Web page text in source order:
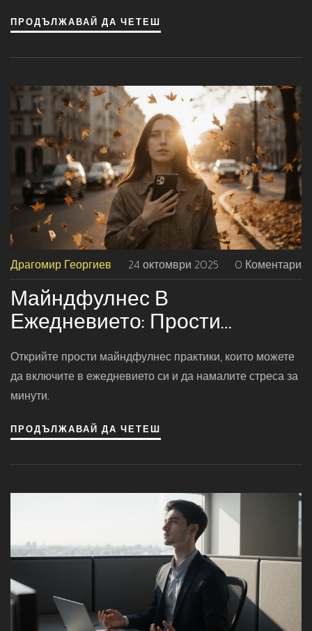
ПРОДЪЛЖАВАЙ ДА ЧЕТЕШ
Драгомир Георгиев 24 октомври 2025 0 Коментари
Майндфулнес В
Ежедневието: Прости
Практики За Вътрешен Мир
Открийте прости майндфулнес практики, които можете
да включите в ежедневието си и да намалите стреса за
минути.
ПРОДЪЛЖАВАЙ ДА ЧЕТЕШ